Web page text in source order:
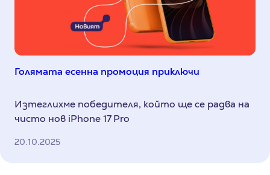
Голямата есенна промоция приключи
Изтеглихме победителя, който ще се радва на
чисто нов iPhone 17 Pro
20.10.2025